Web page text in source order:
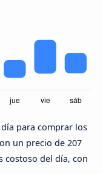
para comprar los
un precio de 207
costoso del día, con